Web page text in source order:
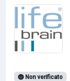
Non verificato